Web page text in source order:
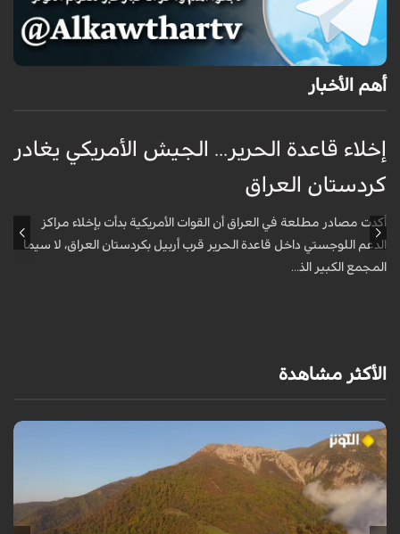
أهم الأخبار
إخلاء قاعدة الحرير... الجيش الأمريكي يغادر
كردستان العراق
أكدت مصادر مطلعة في العراق أن القوات الأمريكية بدأت بإخلاء مراكز
الدعم اللوجستي داخل قاعدة الحرير قرب أربيل بكردستان العراق، لا سيما
المجمع الكبير الذ...
الأكثر مشاهدة